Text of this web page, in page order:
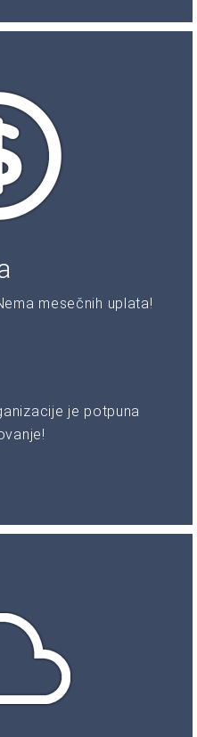
mesečnih uplata!
je potpuna